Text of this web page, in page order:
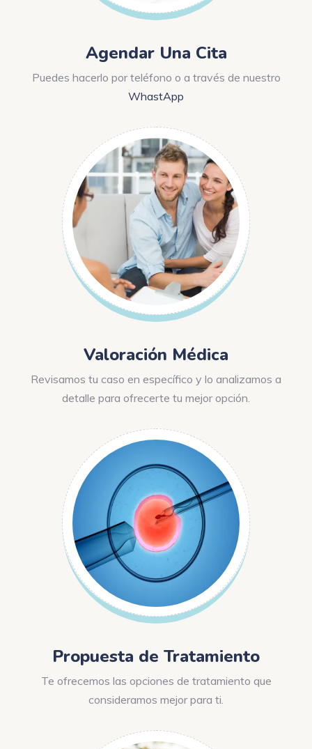
Agendar Una Cita
Puedes hacerlo por teléfono o a través de nuestro
WhastApp
Valoración Médica
Revisamos tu caso en específico y lo analizamos a
detalle para ofrecerte tu mejor opción.
Propuesta de Tratamiento
Te ofrecemos las opciones de tratamiento que
consideramos mejor para ti.